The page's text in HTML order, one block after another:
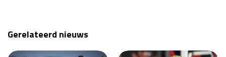
Gerelateerd nieuws